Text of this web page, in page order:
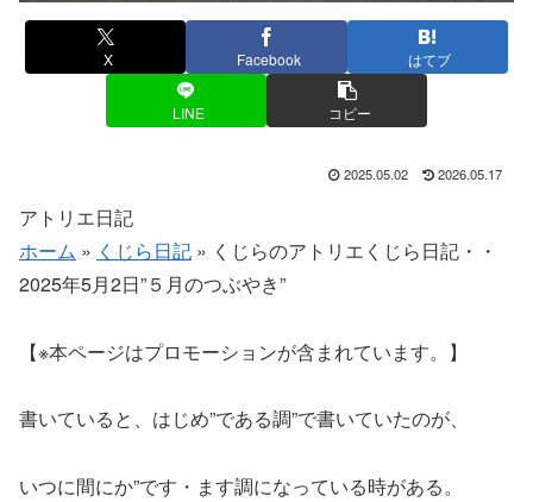
X Facebook はてブ
LINE コピー
2025.05.02 2026.05.17
アトリエ日記
ホーム » くじら日記 » くじらのアトリエくじら日記・・
2025年5月2日”５月のつぶやき”
【※本ページはプロモーションが含まれています。】
書いていると、はじめ”である調”で書いていたのが、
いつに間にか”です・ます調になっている時がある。